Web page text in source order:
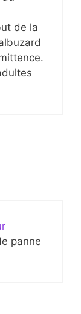
de la
panne